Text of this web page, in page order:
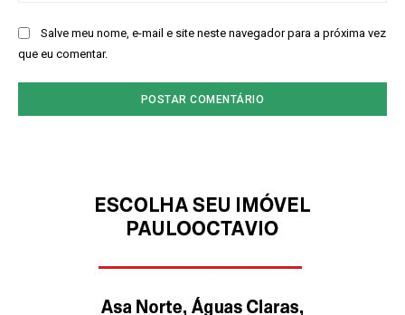
Salve meu nome, e-mail e site neste navegador para a próxima vez
que eu comentar.